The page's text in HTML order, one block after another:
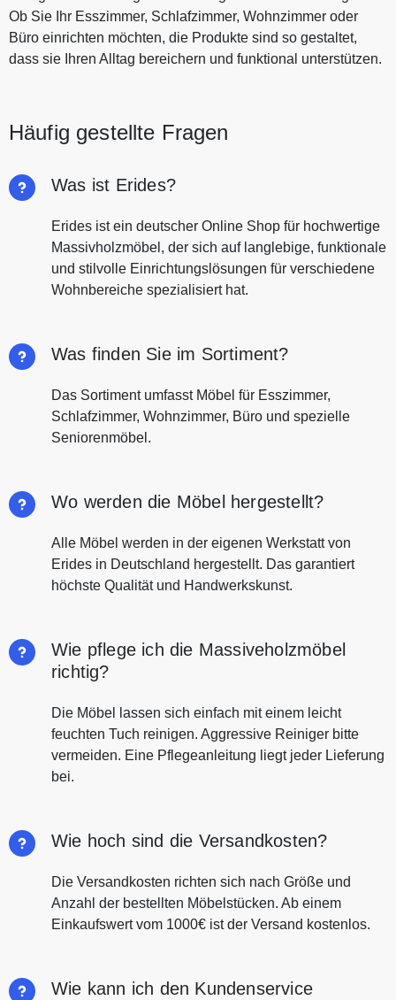
Ob Sie Ihr Esszimmer, Schlafzimmer, Wohnzimmer oder
Büro einrichten möchten, die Produkte sind so gestaltet,
dass sie Ihren Alltag bereichern und funktional unterstützen.
Häufig gestellte Fragen
Was ist Erides?
Erides ist ein deutscher Online Shop für hochwertige
Massivholzmöbel, der sich auf langlebige, funktionale
und stilvolle Einrichtungslösungen für verschiedene
Wohnbereiche spezialisiert hat.
Was finden Sie im Sortiment?
Das Sortiment umfasst Möbel für Esszimmer,
Schlafzimmer, Wohnzimmer, Büro und spezielle
Seniorenmöbel.
Wo werden die Möbel hergestellt?
Alle Möbel werden in der eigenen Werkstatt von
Erides in Deutschland hergestellt. Das garantiert
höchste Qualität und Handwerkskunst.
Wie pflege ich die Massiveholzmöbel
richtig?
Die Möbel lassen sich einfach mit einem leicht
feuchten Tuch reinigen. Aggressive Reiniger bitte
vermeiden. Eine Pflegeanleitung liegt jeder Lieferung
bei.
Wie hoch sind die Versandkosten?
Die Versandkosten richten sich nach Größe und
Anzahl der bestellten Möbelstücken. Ab einem
Einkaufswert vom 1000€ ist der Versand kostenlos.
Wie kann ich den Kundenservice